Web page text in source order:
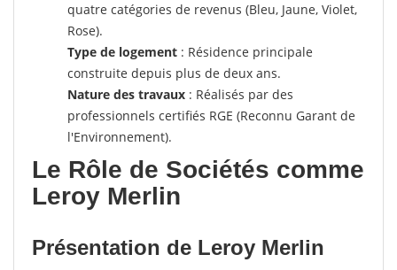
quatre catégories de revenus (Bleu, Jaune, Violet,
Rose).
Type de logement : Résidence principale
construite depuis plus de deux ans.
Nature des travaux : Réalisés par des
professionnels certifiés RGE (Reconnu Garant de
l'Environnement).
Le Rôle de Sociétés comme
Leroy Merlin
Présentation de Leroy Merlin